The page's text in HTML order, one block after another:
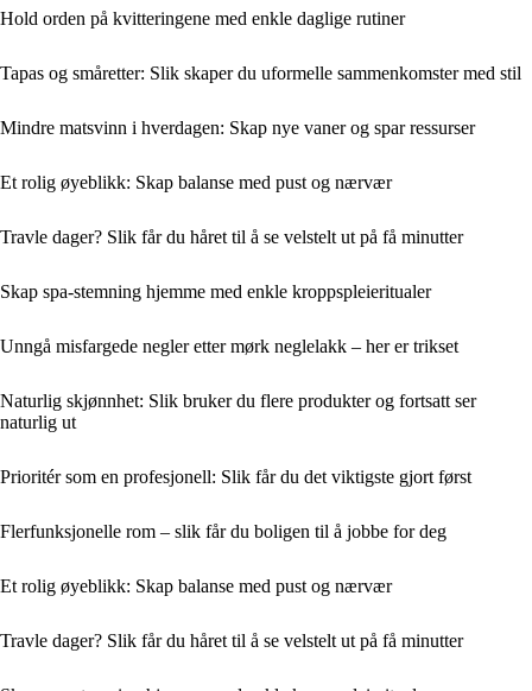
Hold orden på kvitteringene med enkle daglige rutiner
Tapas og småretter: Slik skaper du uformelle sammenkomster med stil
Mindre matsvinn i hverdagen: Skap nye vaner og spar ressurser
Et rolig øyeblikk: Skap balanse med pust og nærvær
Travle dager? Slik får du håret til å se velstelt ut på få minutter
Skap spa-stemning hjemme med enkle kroppspleieritualer
Unngå misfargede negler etter mørk neglelakk – her er trikset
Naturlig skjønnhet: Slik bruker du flere produkter og fortsatt ser
naturlig ut
Prioritér som en profesjonell: Slik får du det viktigste gjort først
Flerfunksjonelle rom – slik får du boligen til å jobbe for deg
Et rolig øyeblikk: Skap balanse med pust og nærvær
Travle dager? Slik får du håret til å se velstelt ut på få minutter